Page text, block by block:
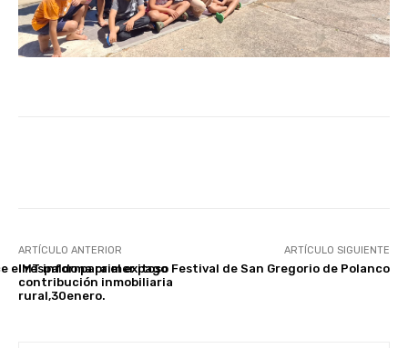
ARTÍCULO ANTERIOR
IMT informa primer pago
contribución inmobiliaria
rural,30enero.
ARTÍCULO SIGUIENTE
el respaldo para el exitoso Festival de San Gregorio de Polanco